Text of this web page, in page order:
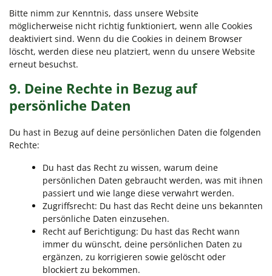
Bitte nimm zur Kenntnis, dass unsere Website
möglicherweise nicht richtig funktioniert, wenn alle Cookies
deaktiviert sind. Wenn du die Cookies in deinem Browser
löscht, werden diese neu platziert, wenn du unsere Website
erneut besuchst.
9. Deine Rechte in Bezug auf
persönliche Daten
Du hast in Bezug auf deine persönlichen Daten die folgenden
Rechte:
Du hast das Recht zu wissen, warum deine
persönlichen Daten gebraucht werden, was mit ihnen
passiert und wie lange diese verwahrt werden.
Zugriffsrecht: Du hast das Recht deine uns bekannten
persönliche Daten einzusehen.
Recht auf Berichtigung: Du hast das Recht wann
immer du wünscht, deine persönlichen Daten zu
ergänzen, zu korrigieren sowie gelöscht oder
blockiert zu bekommen.